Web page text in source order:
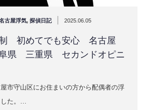
古屋浮気, 探偵日記 2025.06.05
初めてでも安心 名古屋
県 三重県 セカンドオピニ
市守山区にお住まいの方から配偶者の浮
した。…